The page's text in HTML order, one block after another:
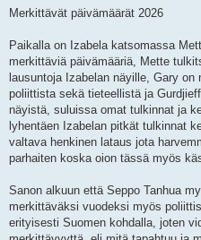
e
i
Merkittävät päivämäärät 2026
Paikalla on Izabela katsomassa
merkittäviä päivämääriä, Mette
lausuntoja Izabelan näyille, Gary
poliittista sekä tieteellistä ja
näyistä, suluissa omat tulkinnat ja
lyhentäen Izabelan pitkät tulkinnat
valtava henkinen lataus jota
parhaiten koska oion tässä myös
Sanon alkuun että Seppo Tanhua
merkittäväksi vuodeksi myös
erityisesti Suomen kohdalla, joten